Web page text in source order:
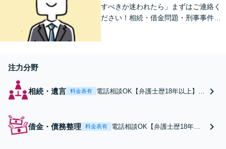
すべきか迷われたら」まずはご連絡く
ださい！相続・借金問題・刑事事件・
注力分野
相続・遺言 料金表有
電話相談OK【弁護士歴18年以上】
相談可】訴訟・調停・審判など、複
雑な事案の豊富な解決実績あり【初
借金・債務整理 料金表有
電話相談OK【弁護士歴18年以